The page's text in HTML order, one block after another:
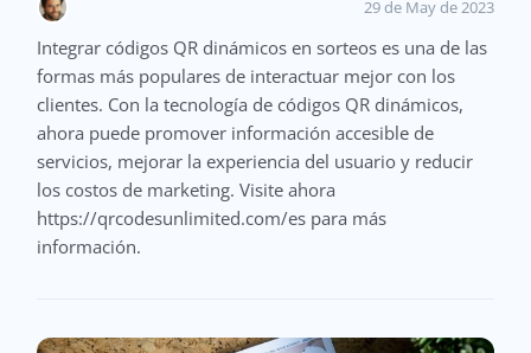
29 de May de 2023
Integrar códigos QR dinámicos en sorteos es una de las
formas más populares de interactuar mejor con los
clientes. Con la tecnología de códigos QR dinámicos,
ahora puede promover información accesible de
servicios, mejorar la experiencia del usuario y reducir
los costos de marketing. Visite ahora
https://qrcodesunlimited.com/es para más
información.